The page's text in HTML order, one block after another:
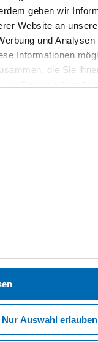
geben wir
Website an
und
Informationen
die Sie
Nur Auswahl erlauben
SC FIS-CT